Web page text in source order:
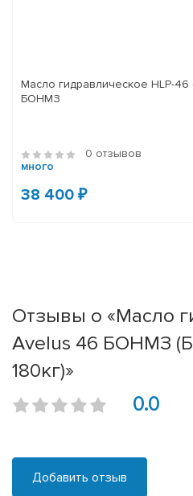
Масло гидравлическое HLP-46
БОНМЗ
0 отзывов
много
38 400 ₽
Отзывы о «Масло
Avelus 46 БОНМЗ
180кг)»
0.0
Добавить отзыв